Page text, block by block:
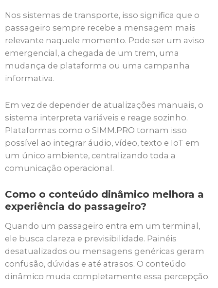
Nos sistemas de transporte, isso significa que o
passageiro sempre recebe a mensagem mais
relevante naquele momento. Pode ser um aviso
emergencial, a chegada de um trem, uma
mudança de plataforma ou uma campanha
informativa.
Em vez de depender de atualizações manuais, o
sistema interpreta variáveis e reage sozinho.
Plataformas como o SIMM.PRO tornam isso
possível ao integrar áudio, vídeo, texto e IoT em
um único ambiente, centralizando toda a
comunicação operacional.
Como o conteúdo dinâmico melhora a
experiência do passageiro?
Quando um passageiro entra em um terminal,
ele busca clareza e previsibilidade. Painéis
desatualizados ou mensagens genéricas geram
confusão, dúvidas e até atrasos. O conteúdo
dinâmico muda completamente essa percepção.